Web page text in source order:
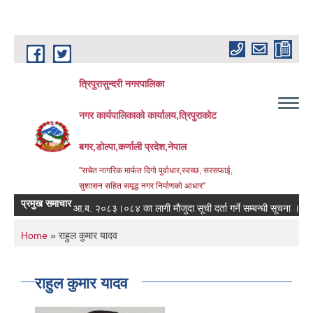
Skip to main content
त्रिपुरासुन्दरी नगरपालिका
नगर कार्यपालिकाको कार्यालय,त्रिपुराकोट
बगर,डोल्पा,कर्णाली प्रदेश,नेपाल
"सचेत नागरिक मार्फत दिगो पुर्वाधार,स्वच्छ, सरसफाई,
सुशासन सहित समृद्ध नगर निर्माणको आधार"
प्रमुख समाचारआ.ब. २०८३।०८४ का लागी मौजुदा सूची दर्ता गर्ने सम्बन्धी सूचना ।
You are here
Home » राहुल कुमार यादव
राहुल कुमार यादव